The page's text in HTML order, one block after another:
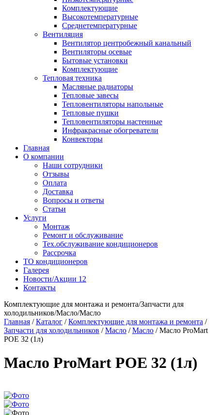
Комплектующие
Высокотемпературные
Среднетемпературные
Вентиляция
Вентилятор центробежный канальный
Вентиляторы осевые
Бытовые установки
Комплектующие
Тепловая техника
Масляные радиаторы
Тепловые завесы
Тепловентиляторы напольные
Тепловые пушки
Тепловентиляторы настенные
Инфракрасные обогреватели
Конвекторы
Главная
О компании
Наши сотрудники
Отзывы
Оплата
Доставка
Вопросы и ответы
Статьи
Услуги
Монтаж
Ремонт и обслуживание
Тех.обслуживание кондиционеров
Рассрочка
ТО кондиционеров
Галерея
Новости/Акции 12
Контакты
Комплектующие для монтажа и ремонта/Запчасти для
холодильников/Масло/Масло
Главная /Каталог /Комплектующие для монтажа и ремонта /
Запчасти для холодильников /Масло /Масло /Масло ProMart
POE 32 (1л)
Масло ProMart POE 32 (1л)